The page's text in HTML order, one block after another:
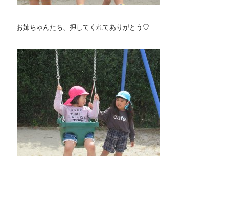
お姉ちゃんたち、押してくれてありがとう♡